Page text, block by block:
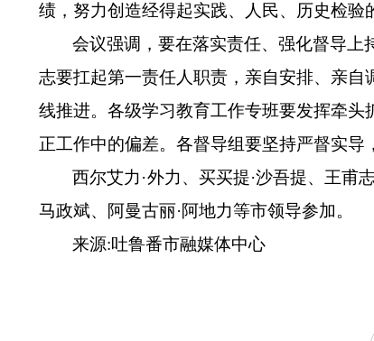
绩，努力创造经得起实践、人民、历史检验
会议强调，要在落实责任、强化督导上
志要扛起第一责任人职责，亲自安排、亲
线推进。各级学习教育工作专班要发挥牵
正工作中的偏差。各督导组要坚持严督实导
西尔艾力·外力、买买提·沙吾提、王甫
马政斌、阿曼古丽·阿地力等市领导参加。
来源:吐鲁番市融媒体中心